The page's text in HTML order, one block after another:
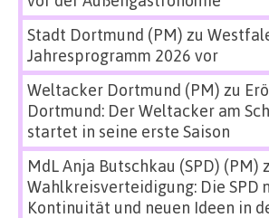
Stadt Dortmund (PM) zu
Jahresprogramm 2026 vor
Weltacker Dortmund (PM) zu
Dortmund: Der Weltacker am
startet in seine erste Saison
MdL Anja Butschkau (SPD) (PM)
Wahlkreisverteidigung: Die SPD
Kontinuität und neuen Ideen in